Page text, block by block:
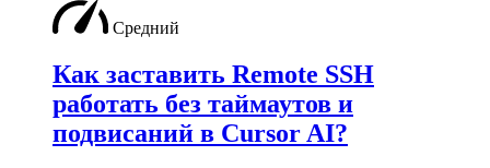
Средний
Как заставить Remote SSH
работать без таймаутов и
подвисаний в Cursor AI?